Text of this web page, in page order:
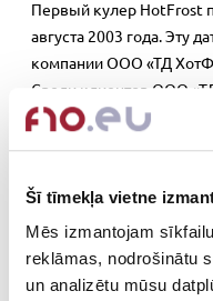
Šī tīmekļa vietne
Mēs izmantojam
reklāmas, nodrošinātu
un analizētu mūsu
Первый кулер HotFrost
августа 2003 года. Эту
компании ООО «ТД
Среди клиентов ООО
региональные сетевые